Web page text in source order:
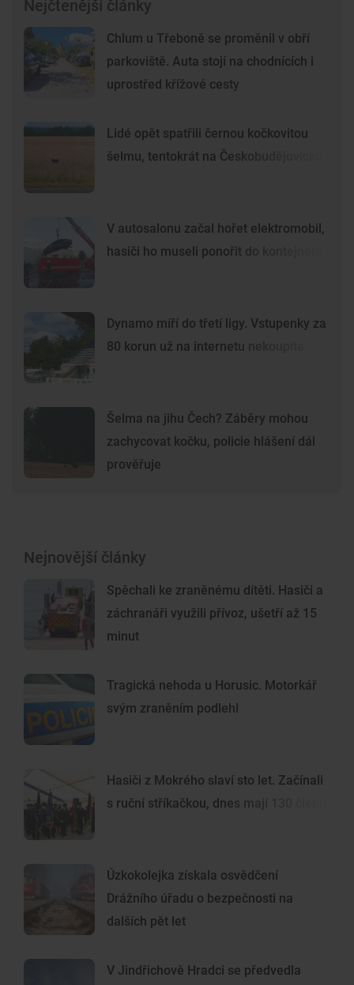
Nejčtenější články
Chlum u Třeboně se proměnil v obří
parkoviště. Auta stojí na chodnících i
uprostřed křížové cesty
Lidé opět spatřili černou kočkovitou
šelmu, tentokrát na Českobudějovicku
V autosalonu začal hořet elektromobil,
hasiči ho museli ponořit do kontejneru
Dynamo míří do třetí ligy. Vstupenky za
80 korun už na internetu nekoupíte
Šelma na jihu Čech? Záběry mohou
zachycovat kočku, policie hlášení dál
prověřuje
Nejnovější články
Spěchali ke zraněnému dítěti. Hasiči a
záchranáři využili přívoz, ušetří až 15
minut
Tragická nehoda u Horusic. Motorkář
svým zraněním podlehl
Hasiči z Mokrého slaví sto let. Začínali
s ruční stříkačkou, dnes mají 130 členů
Úzkokolejka získala osvědčení
Drážního úřadu o bezpečnosti na
dalších pět let
V Jindřichově Hradci se předvedla